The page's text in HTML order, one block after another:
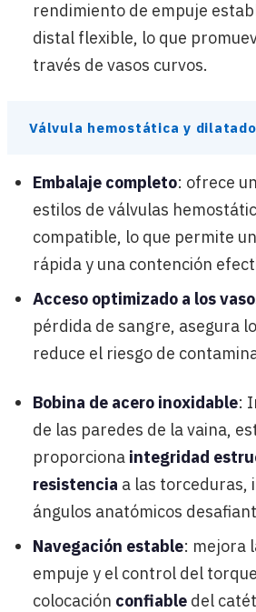
rendimiento de empuje
distal flexible, lo que
través de vasos curvos.
Válvula hemostática y
Embalaje completo: ofrece
estilos de válvulas
compatible, lo que permite
rápida y una contención
Acceso optimizado a los
pérdida de sangre, asegura
reduce el riesgo de
Bobina de acero inoxidable:
de las paredes de la vaina,
proporciona integridad
resistencia a las torceduras,
ángulos anatómicos
Navegación estable: mejora
empuje y el control del
colocación confiable del